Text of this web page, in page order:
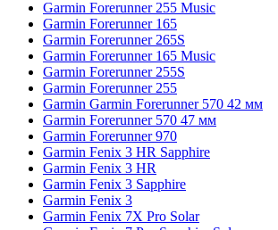
Garmin Forerunner 255 Music
Garmin Forerunner 165
Garmin Forerunner 265S
Garmin Forerunner 165 Music
Garmin Forerunner 255S
Garmin Forerunner 255
Garmin Garmin Forerunner 570 42 мм
Garmin Forerunner 570 47 мм
Garmin Forerunner 970
Garmin Fenix 3 HR Sapphire
Garmin Fenix 3 HR
Garmin Fenix 3 Sapphire
Garmin Fenix 3
Garmin Fenix 7X Pro Solar